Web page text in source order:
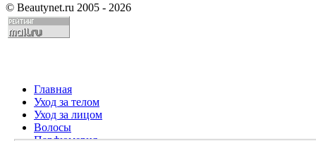
© Beautynet.ru 2005 - 2026
Главная
Уход за телом
Уход за лицом
Волосы